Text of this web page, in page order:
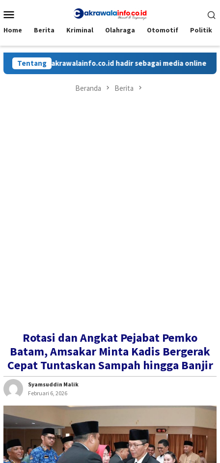
ke
Mobile
Home Berita Kriminal Olahraga Otomotif Politik
Tentang
Cakrawalainfo.co.id hadir sebagai media online yang
Beranda Berita
Rotasi dan Angkat Pejabat Pemko
Batam, Amsakar Minta Kadis Bergerak
Cepat Tuntaskan Sampah hingga Banjir
Syamsuddin Malik
Februari 6, 2026